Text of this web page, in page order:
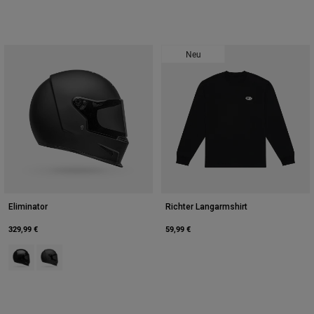
Eliminator
329,99 €
Product swatch type of Schwarz.
Product swatch type of Mattes Schwarz.
Neu
Richter Langarmshirt
59,99 €